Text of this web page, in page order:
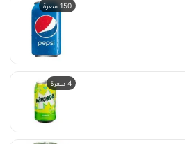
150 سعرة
4 سعرة